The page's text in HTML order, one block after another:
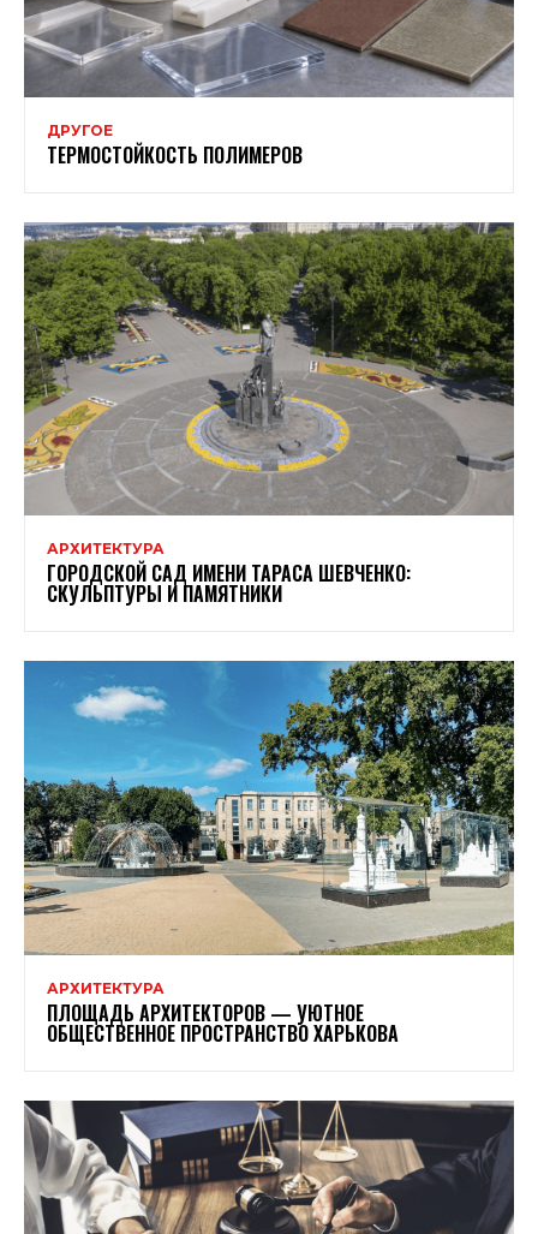
ДРУГОЕ
ТЕРМОСТОЙКОСТЬ ПОЛИМЕРОВ
АРХИТЕКТУРА
ГОРОДСКОЙ САД ИМЕНИ ТАРАСА ШЕВЧЕНКО:
СКУЛЬПТУРЫ И ПАМЯТНИКИ
АРХИТЕКТУРА
ПЛОЩАДЬ АРХИТЕКТОРОВ — УЮТНОЕ
ОБЩЕСТВЕННОЕ ПРОСТРАНСТВО ХАРЬКОВА